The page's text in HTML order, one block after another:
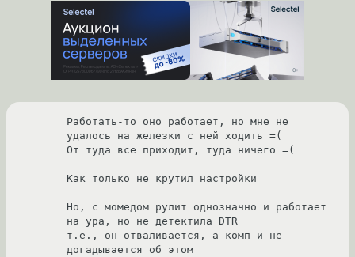
Работать-то оно работает, но мне не
удалось на железки с ней ходить =(
От туда все приходит, туда ничего =(
Как только не крутил настройки
Но, с момедом рулит однозначно и работает
на ура, но не детектила DTR
т.е., он отваливается, а комп и не
догадывается об этом